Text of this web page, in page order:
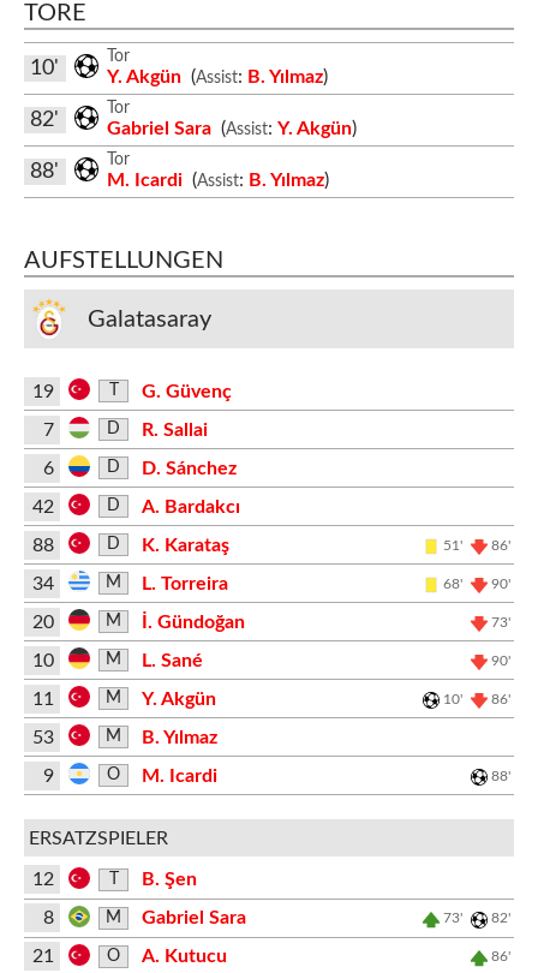
TORE
Tor
Y. Akgün (Assist: B. Yılmaz)
10'
Tor
Gabriel Sara (Assist: Y. Akgün)
82'
Tor
M. Icardi (Assist: B. Yılmaz)
88'
AUFSTELLUNGEN
Galatasaray
19
G. Güvenç
7
D
R. Sallai
6
D
D. Sánchez
42
D
A. Bardakcı
88
D K. Karataş 51' 86'
34 M L. Torreira 68' 90'
20 M İ. Gündoğan 73'
10 M L. Sané 90'
11 M Y. Akgün 10' 86'
53 M
B. Yılmaz
9
O M. Icardi 88'
ERSATZSPIELER
12
B. Şen
8
M Gabriel Sara 73' 82'
21 O A. Kutucu 86'